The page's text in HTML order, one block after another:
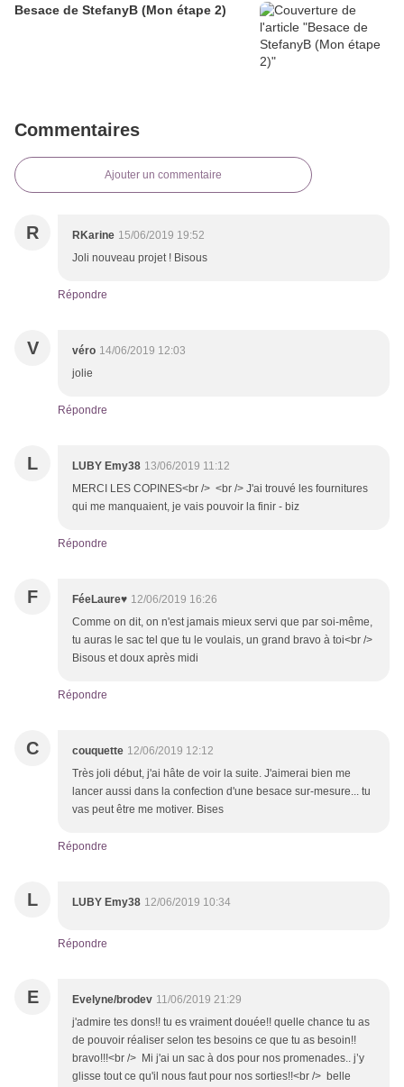
Besace de StefanyB (Mon étape 2)
Commentaires
Ajouter un commentaire
R RKarine 15/06/2019 19:52
Joli nouveau projet ! Bisous
Répondre
V véro 14/06/2019 12:03
jolie
Répondre
L LUBY Emy38 13/06/2019 11:12
MERCI LES COPINES<br /> <br /> J'ai trouvé les fournitures
qui me manquaient, je vais pouvoir la finir - biz
Répondre
F FéeLaure♥ 12/06/2019 16:26
Comme on dit, on n'est jamais mieux servi que par soi-même,
tu auras le sac tel que tu le voulais, un grand bravo à toi<br />
Bisous et doux après midi
Répondre
C couquette 12/06/2019 12:12
Très joli début, j'ai hâte de voir la suite. J'aimerai bien me
lancer aussi dans la confection d'une besace sur-mesure... tu
vas peut être me motiver. Bises
Répondre
L LUBY Emy38 12/06/2019 10:34
Répondre
E Evelyne/brodev 11/06/2019 21:29
j'admire tes dons!! tu es vraiment douée!! quelle chance tu as
de pouvoir réaliser selon tes besoins ce que tu as besoin!!
bravo!!!<br /> Mi j'ai un sac à dos pour nos promenades.. j’y
glisse tout ce qu'il nous faut pour nos sorties!!<br /> belle